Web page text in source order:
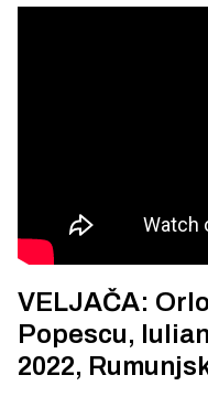
VELJAČA:
Popescu,
2022,